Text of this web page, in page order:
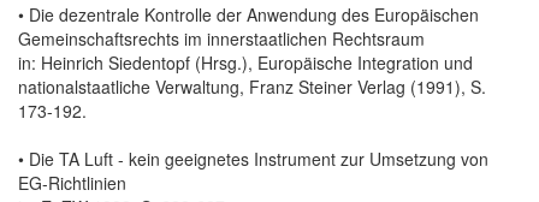
• Die dezentrale Kontrolle der Anwendung des Europäischen
Gemeinschaftsrechts im innerstaatlichen Rechtsraum
in: Heinrich Siedentopf (Hrsg.), Europäische Integration und
nationalstaatliche Verwaltung, Franz Steiner Verlag (1991), S.
173-192.
• Die TA Luft - kein geeignetes Instrument zur Umsetzung von
EG-Richtlinien